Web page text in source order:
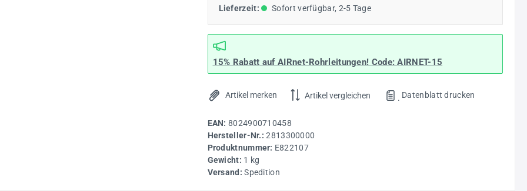
Lieferzeit: Sofort verfügbar, 2-5 Tage
15% Rabatt auf AIRnet-Rohrleitungen! Code:AIRNET-15
Artikel merken Artikel vergleichen . Datenblatt drucken
EAN: 8024900710458
Hersteller-Nr.:2813300000
Produktnummer: E822107
Gewicht: 1 kg
Versand:Spedition